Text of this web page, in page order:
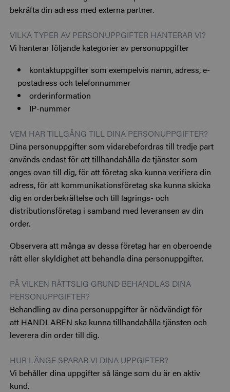
bekräfta din adress med externa partner.
VILKA TYPER AV PERSONUPPGIFTER HANTERAR VI?
Vi hanterar följande kategorier av personuppgifter
kontaktuppgifter som exempelvis namn, adress, e-
postadress och telefonnummer
orderinformation
IP-nummer
VEM HAR TILLGÅNG TILL DINA PERSONUPPGIFTER?
Dina personuppgifter som vidarebefordras till tredje part
används endast för att tillhandahålla de tjänster som
anges ovan till dig, för att företag ska kunna verifiera din
adress, för att kommunikationsföretag ska kunna skicka
dig en orderbekräftelse och till lagrings- och
distributionsföretag i samband med leveransen av din
order.
Observera att många av dessa företag har en oberoende
rätt eller skyldighet att behandla dina personuppgifter.
PÅ VILKEN RÄTTSLIG GRUND BEHANDLAS DINA
PERSONUPPGIFTER?
Behandling av dina personuppgifter är nödvändigt för
att HANDLAREN ska kunna tillhandahålla tjänsten och
leverera din order till dig.
HUR LÄNGE SPARAR VI DINA UPPGIFTER?
Vi behåller dina uppgifter så länge som du är en aktiv
kund.